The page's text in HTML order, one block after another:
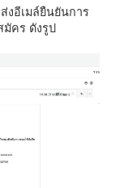
งอีเมล์ยืนยันการ
มัคร ดังรูป